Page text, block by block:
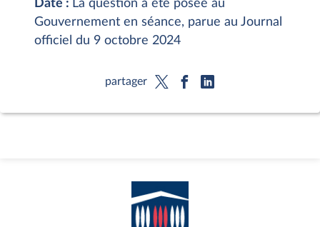
Date : La question a été posée au
Gouvernement en séance, parue au Journal
officiel du 9 octobre 2024
partager